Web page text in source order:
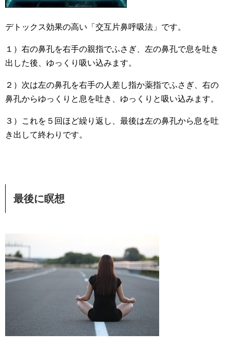
デトックス効果の高い「交互片鼻呼吸法」です。
１）右の鼻孔を右手の親指でふさぎ、左の鼻孔で息を吐き
出した後、ゆっくり吸い込みます。
２）次は左の鼻孔を右手の人差し指か薬指でふさぎ、右の
鼻孔からゆっくりと息を吐き、ゆっくりと吸い込みます。
３）これを５回ほど繰り返し、最後は左の鼻孔から息を吐
き出して終わりです。
最後に瞑想